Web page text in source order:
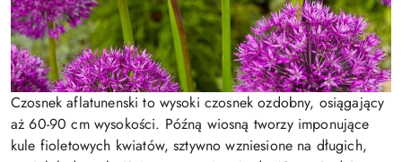
Czosnek aflatunenski to wysoki czosnek ozdobny, osiągający
aż 60-90 cm wysokości. Późną wiosną tworzy imponujące
kule fioletowych kwiatów, sztywno wzniesione na długich,